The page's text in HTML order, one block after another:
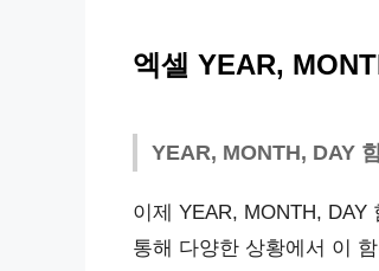
엑셀 YEAR,
YEAR, MONTH, DAY
이제 YEAR, MONTH,
통해 다양한 상황에서 이